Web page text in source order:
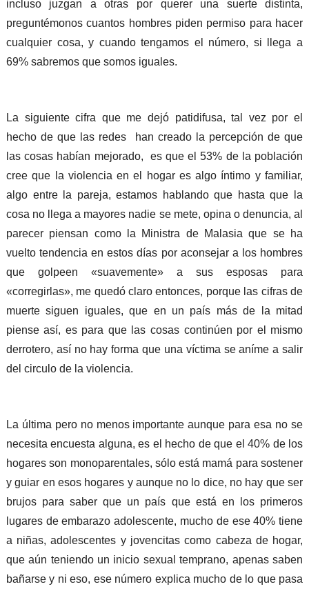
incluso juzgan a otras por querer una suerte distinta,
preguntémonos cuantos hombres piden permiso para hacer
cualquier cosa, y cuando tengamos el número, si llega a
69% sabremos que somos iguales.
La siguiente cifra que me dejó patidifusa, tal vez por el
hecho de que las redes han creado la percepción de que
las cosas habían mejorado, es que el 53% de la población
cree que la violencia en el hogar es algo íntimo y familiar,
algo entre la pareja, estamos hablando que hasta que la
cosa no llega a mayores nadie se mete, opina o denuncia, al
parecer piensan como la Ministra de Malasia que se ha
vuelto tendencia en estos días por aconsejar a los hombres
que golpeen «suavemente» a sus esposas para
«corregirlas», me quedó claro entonces, porque las cifras de
muerte siguen iguales, que en un país más de la mitad
piense así, es para que las cosas continúen por el mismo
derrotero, así no hay forma que una víctima se aníme a salir
del circulo de la violencia.
La última pero no menos importante aunque para esa no se
necesita encuesta alguna, es el hecho de que el 40% de los
hogares son monoparentales, sólo está mamá para sostener
y guiar en esos hogares y aunque no lo dice, no hay que ser
brujos para saber que un país que está en los primeros
lugares de embarazo adolescente, mucho de ese 40% tiene
a niñas, adolescentes y jovencitas como cabeza de hogar,
que aún teniendo un inicio sexual temprano, apenas saben
bañarse y ni eso, ese número explica mucho de lo que pasa